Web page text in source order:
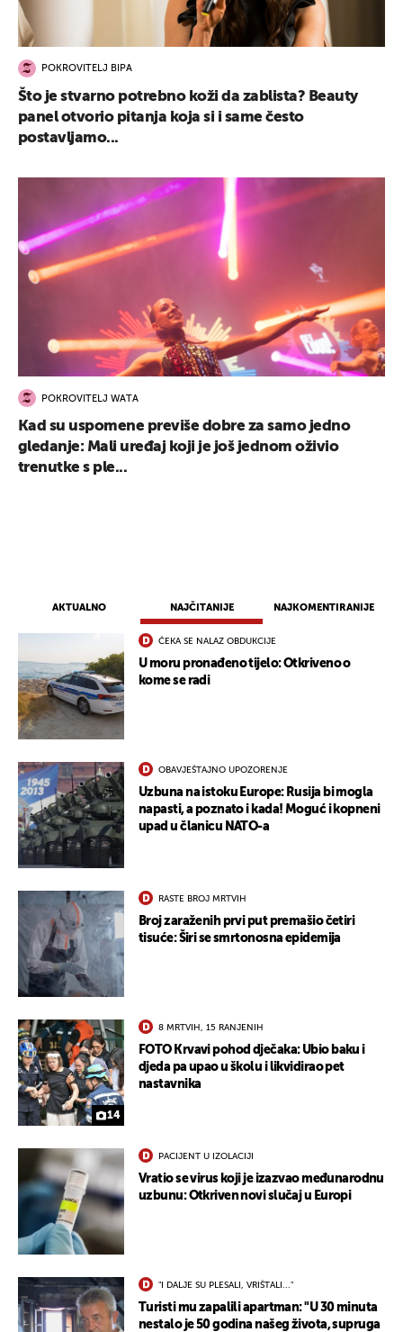
AKTUALNO NAJČITANIJE NAJKOMENTIRANIJE
ČEKA SE NALAZ OBDUKCIJE
U moru pronađeno tijelo: Otkriveno o
kome se radi
OBAVJEŠTAJNO UPOZORENJE
Uzbuna na istoku Europe: Rusija bi mogla
napasti, a poznato i kada! Moguć i kopneni
upad u članicu NATO-a
RASTE BROJ MRTVIH
Broj zaraženih prvi put premašio četiri
tisuće: Širi se smrtonosna epidemija
14
8 MRTVIH, 15 RANJENIH
FOTO Krvavi pohod dječaka: Ubio baku i
djeda pa upao u školu i likvidirao pet
nastavnika
PACIJENT U IZOLACIJI
Vratio se virus koji je izazvao međunarodnu
uzbunu: Otkriven novi slučaj u Europi
"I DALJE SU PLESALI, VRIŠTALI..."
Turisti mu zapalili apartman: "U 30 minuta
nestalo je 50 godina našeg života, supruga
POKROVITELJ BIPA
Što je stvarno potrebno koži da zablista? Beauty
panel otvorio pitanja koja si i same često
postavljamo...
POKROVITELJ WATA
Kad su uspomene previše dobre za samo jedno
gledanje: Mali uređaj koji je još jednom oživio
trenutke s ple...